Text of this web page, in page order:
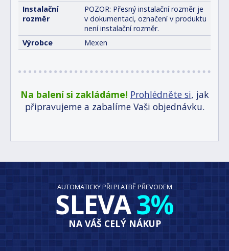
Instalační
rozměr
POZOR: Přesný instalační rozměr je
v dokumentaci, označení v produktu
není instalační rozměr.
Výrobce
Mexen
Na balení si zakládáme! Prohlédněte si, jak
připravujeme a zabalíme Vaši objednávku.
AUTOMATICKY PŘI PLATBĚ PŘEVODEM
SLEVA3%
NA VÁŠ CELÝ NÁKUP